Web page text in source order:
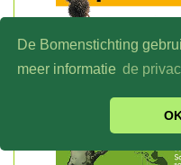
De Bomenstichting
meer informatie de